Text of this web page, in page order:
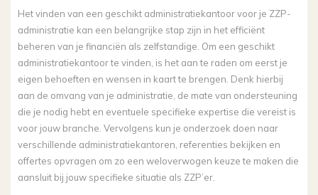
Het vinden van een geschikt administratiekantoor voor je ZZP-
administratie kan een belangrijke stap zijn in het efficiënt
beheren van je financiën als zelfstandige. Om een geschikt
administratiekantoor te vinden, is het aan te raden om eerst je
eigen behoeften en wensen in kaart te brengen. Denk hierbij
aan de omvang van je administratie, de mate van ondersteuning
die je nodig hebt en eventuele specifieke expertise die vereist is
voor jouw branche. Vervolgens kun je onderzoek doen naar
verschillende administratiekantoren, referenties bekijken en
offertes opvragen om zo een weloverwogen keuze te maken die
aansluit bij jouw specifieke situatie als ZZP’er.